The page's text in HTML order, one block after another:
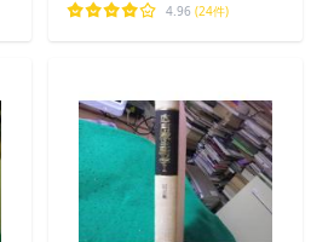
4.96 (24件)